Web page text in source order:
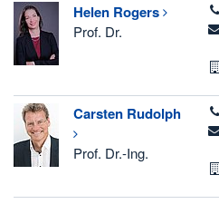
Helen Rogers
Prof. Dr.
Carsten Rudolph
Prof. Dr.-Ing.